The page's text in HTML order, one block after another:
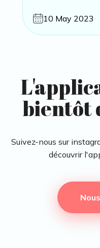
10 May 2023
bientôt
Suivez-nous sur
découvrir